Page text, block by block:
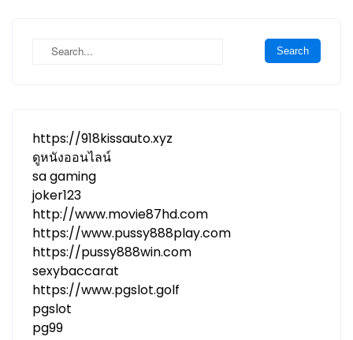
https://918kissauto.xyz
ดูหนังออนไลน์
sa gaming
joker123
http://www.movie87hd.com
https://www.pussy888play.com
https://pussy888win.com
sexybaccarat
https://www.pgslot.golf
pgslot
pg99